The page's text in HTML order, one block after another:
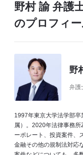
野村 諭 弁護
のプロフィ
野
弁護
1997年東京大学法学部
属）。2020年法律事務
ーポレート、投資案件、
金融その他の規制法対応